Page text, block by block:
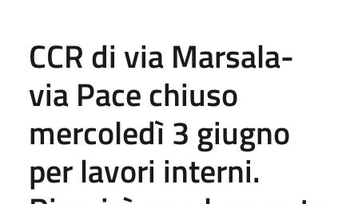
CCR di via Marsala-
via Pace chiuso
mercoledì 3 giugno
per lavori interni.